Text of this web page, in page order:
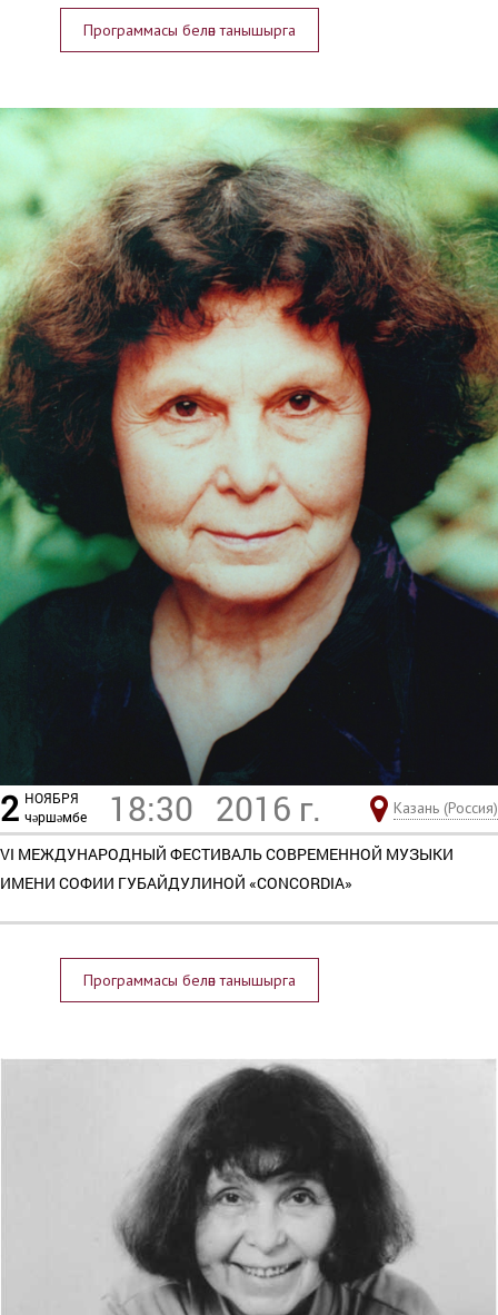
Программасы белән танышырга
2 НОЯБРЯ
чәршәмбе
18:30 2016 г. Казань (Россия)
VI МЕЖДУНАРОДНЫЙ ФЕСТИВАЛЬ СОВРЕМЕННОЙ МУЗЫКИ
ИМЕНИ СОФИИ ГУБАЙДУЛИНОЙ «CONCORDIA»
Программасы белән танышырга